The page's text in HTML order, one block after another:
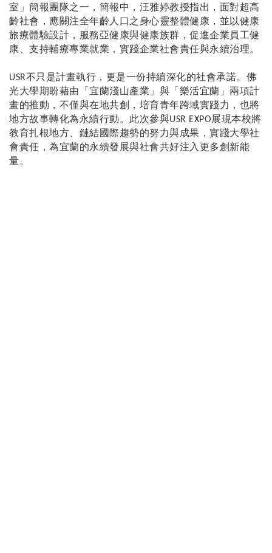
室」簡報團隊之一，簡報中，汪雅婷教授指出，面對超高
齡社會，應關注全年齡人口之身心靈整體健康，並以健康
旅療體驗設計，服務亞健康與健康族群，促進企業員工健
康、支持輔療專業就業，實踐企業社會責任與永續治理。
USR不只是計畫執行，更是一份持續深化的社會承諾。佛
光大學期盼藉由「宜蘭淺山產業」與「樂活宜蘭」兩項計
畫的推動，不僅與在地共創，培育青年跨域實踐力，也將
地方故事轉化為永續行動。此次參與USR EXPO展現本校將
教育扎根地方、鏈結國際趨勢的努力與成果，實踐大學社
會責任，為宜蘭的永續發展與社會共好注入更多創新能
量。